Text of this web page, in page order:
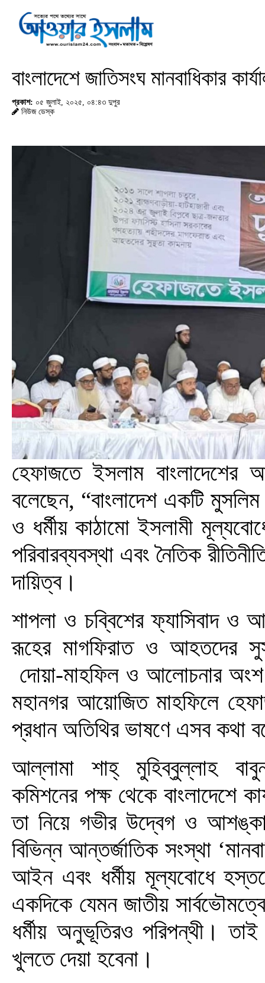
বাংলাদেশে জাতিসংঘ মানবাধিকার
প্রকাশ: ০৫ জুলাই, ২০২৫, ০৪:৪৩ দুপুর
নিউজ ডেস্ক
হেফাজতে ইসলাম বাংলাদেশের
বলেছেন, “বাংলাদেশ একটি মুসলিম
ও ধর্মীয় কাঠামো ইসলামী
পরিবারব্যবস্থা এবং নৈতিক
দায়িত্ব।
শাপলা ও চব্বিশের ফ্যাসিবাদ ও
রূহের মাগফিরাত ও আহতদের
দোয়া-মাহফিল ও আলোচনার অংশ
মহানগর আয়োজিত মাহফিলে
প্রধান অতিথির ভাষণে এসব কথা
আল্লামা শাহ্ মুহিব্বুল্লাহ
কমিশনের পক্ষ থেকে বাংলাদেশে
তা নিয়ে গভীর উদ্বেগ ও
বিভিন্ন আন্তর্জাতিক সংস্থা
আইন এবং ধর্মীয় মূল্যবোধে
একদিকে যেমন জাতীয়
ধর্মীয় অনুভূতিরও পরিপন্থী। তাই
খুলতে দেয়া হবেনা।